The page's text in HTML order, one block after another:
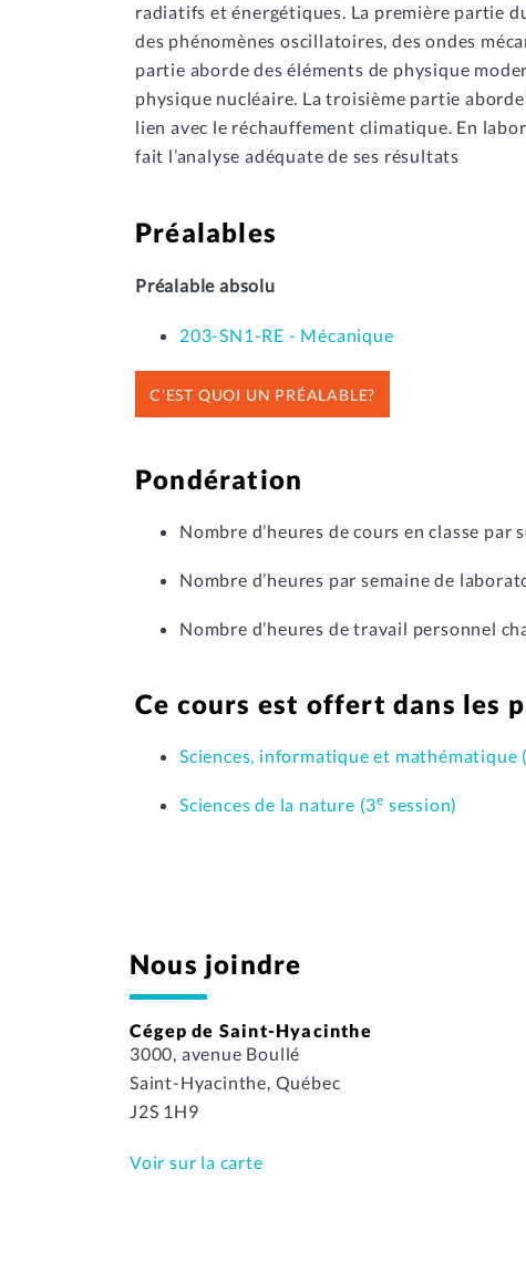
radiatifs et énergétiques. La première partie
des phénomènes oscillatoires, des ondes
partie aborde des éléments de physique
physique nucléaire. La troisième partie
lien avec le réchauffement climatique. En
fait l’analyse adéquate de ses résultats
Préalables
Préalable absolu
203-SN1-RE - Mécanique
C'EST QUOI UN PRÉALABLE?
Pondération
Nombre d’heures de cours en classe par
Nombre d’heures par semaine de
Nombre d’heures de travail personnel
Ce cours est offert dans les
Sciences, informatique et mathématique
Sciences de la nature (3e session)
Nous joindre
Cégep de Saint-Hyacinthe
3000, avenue Boullé
Saint-Hyacinthe, Québec
J2S 1H9
Voir sur la carte